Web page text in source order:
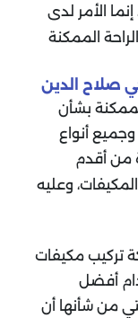
الأمر لدى
الممكنة
صلاح الدين
بشأن
أنواع
من أقدم
وعليه
تركيب مكيفات
أفضل
من شأنها أن